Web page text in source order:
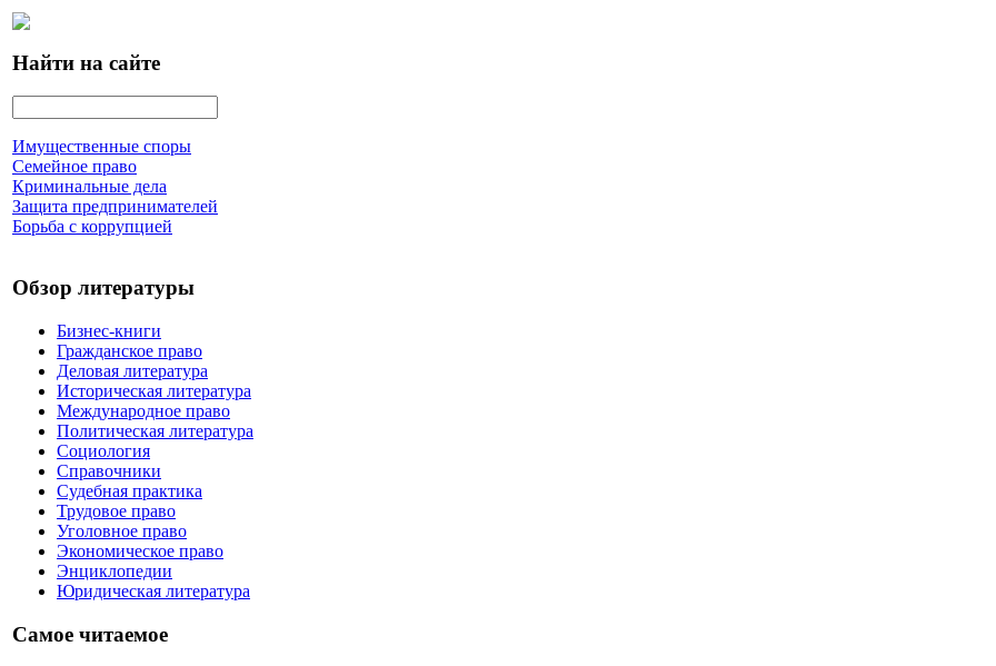
Найти на сайте
Имущественные споры
Семейное право
Криминальные дела
Защита предпринимателей
Борьба с коррупцией
Обзор литературы
Бизнес-книги
Гражданское право
Деловая литература
Историческая литература
Международное право
Политическая литература
Социология
Справочники
Судебная практика
Трудовое право
Уголовное право
Экономическое право
Энциклопедии
Юридическая литература
Самое читаемое